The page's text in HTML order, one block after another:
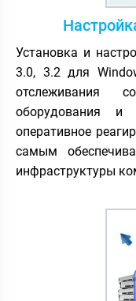
Установка и
3.0, 3.2 для
отслеживания
оборудования и
оперативное
самым
инфраструктуры